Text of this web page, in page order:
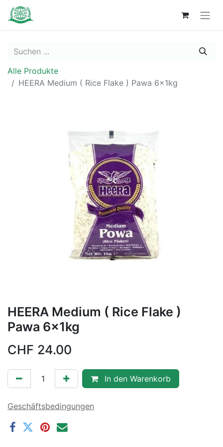
Alle Produkte
HEERA Medium ( Rice Flake ) Pawa 6x1kg
HEERA Medium ( Rice Flake )
Pawa 6x1kg
CHF 24.00
In den Warenkorb
Geschäftsbedingungen